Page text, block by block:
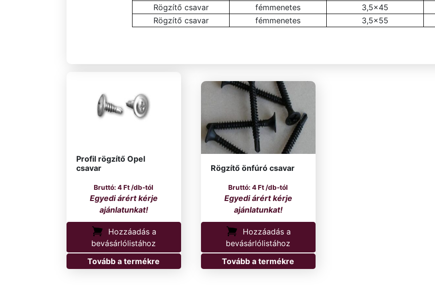
Rögzítő csavar
fémmenetes 3,5×45
Rögzítő csavar
fémmenetes 3,5×55
Profil rögzítő Opel
csavar
4Ft/db-tól
Hozzáadás a
bevásárlólistához
Tovább a termékre
Rögzítő önfúró csavar
4Ft/db-tól
Hozzáadás a
bevásárlólistához
Tovább a termékre